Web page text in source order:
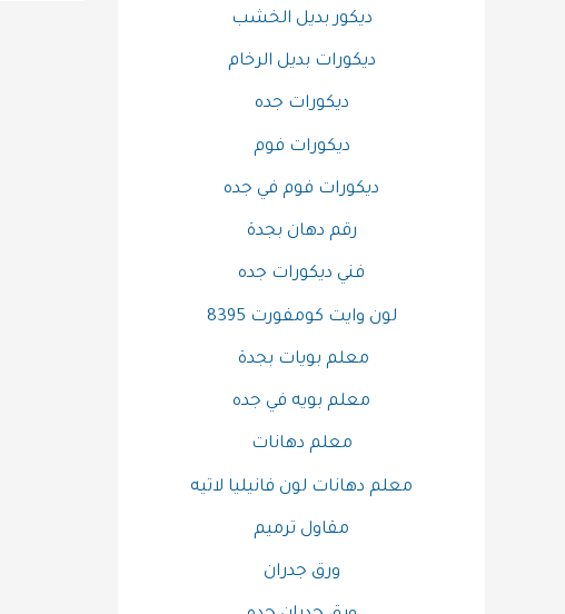
ديكور بديل الخشب
ديكورات بديل الرخام
ديكورات جده
ديكورات فوم
ديكورات فوم في جده
رقم دهان بجدة
فني ديكورات جده
لون وايت كومفورت 8395
معلم بويات بجدة
معلم بويه في جده
معلم دهانات
معلم دهانات لون فانيليا لاتيه
مقاول ترميم
ورق جدران